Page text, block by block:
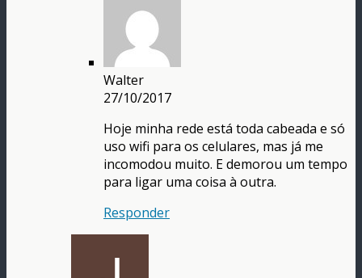
Walter
27/10/2017
Hoje minha rede está toda cabeada e só
uso wifi para os celulares, mas já me
incomodou muito. E demorou um tempo
para ligar uma coisa à outra.
Responder